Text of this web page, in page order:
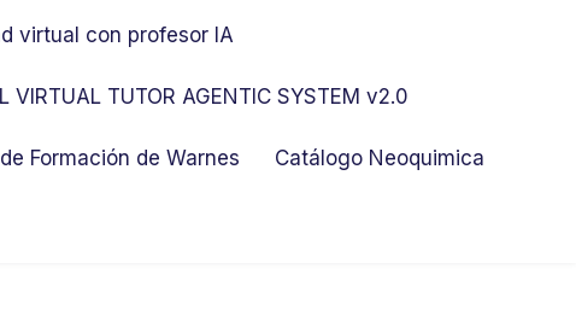
virtual con profesor IA
VIRTUAL TUTOR AGENTIC SYSTEM v2.0
Formación de Warnes Catálogo Neoquimica